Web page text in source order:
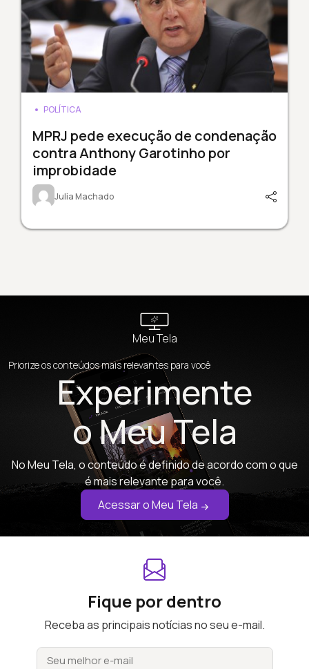
POLÍTICA
MPRJ pede execução de condenação
contra Anthony Garotinho por
improbidade
Julia Machado
Meu Tela
Priorize os conteúdos mais relevantes para você
Experimente
o Meu Tela
No Meu Tela, o conteúdo é definido de acordo com o que
é mais relevante para você.
Acessar o Meu Tela
Fique por dentro
Receba as principais notícias no seu e-mail.